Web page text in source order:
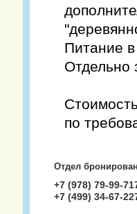
Питание
Отдельно
по
Отдел
+7 (978) 79-99-
+7 (499) 34-67-